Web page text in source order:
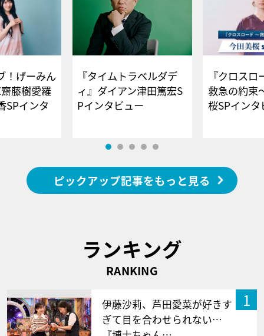
！げーみん
藤樹愛羅
SPインタ
『タイムトラベルダデ
ィ』ダイアン津田篤宏S
Pインタビュー
『クロス
救急の約束
桜SPイ
ピックアップ記事をもっと見る
ランキング
RANKING
1
伊藤沙莉、芦田愛菜が好きす
ぎて目を合わせられない…